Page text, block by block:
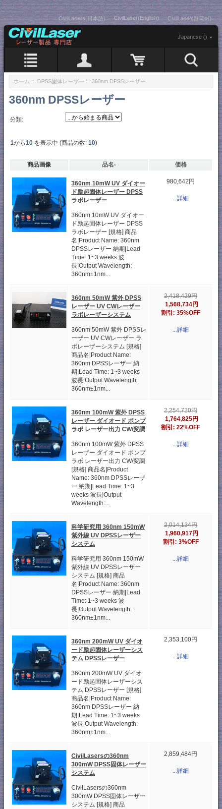
CivilLasers(日本語) CivilLaser(English) CivilLaser(한국어)
Japanese ()
ホーム :: DPSS固体レーザー :: 360nm DPSSレーザー
360nm DPSSレーザー
分類:
1から10 を表示中 (商品の数: 10)
商品画像 品名- 価格
360nm 10mW UV ダイオー
ド励起固体レーザー DPSS
ラボレーザー
360nm 10mW UV ダイオー
ド励起固体レーザー DPSS
ラボレーザー [規格] 商品
名|Product Name: 360nm
DPSSレーザー 納期|Lead
Time: 1~3 weeks 波
長|Output Wavelength:
360nm±1nm...
980,642円
...詳細
360nm 50mW 紫外 DPSS
レーザー UV CWレーザー
ラボレーザーシステム
360nm 50mW 紫外 DPSSレ
ーザー UV CWレーザー ラ
ボレーザーシステム [規格]
商品名|Product Name:
360nm DPSSレーザー 納
期|Lead Time: 1~3 weeks
波長|Output Wavelength:
360nm±1nm...
2,418,429円
1,568,734円
割引: 35%OFF
...詳細
360nm 100mW 紫外 DPSS
レーザー ダイオード ポンプ
ラボ レーザー出力 CW/変調
360nm 100mW 紫外 DPSS
レーザー ダイオード ポンプ
ラボ レーザー出力 CW/変調
[規格] 商品名|Product
Name: 360nm DPSSレーザ
ー 納期|Lead Time: 1~3
weeks 波長|Output
Wavelength:...
2,254,720円
1,764,825円
割引: 22%OFF
...詳細
科学研究用 360nm 150mW
紫外線 UV DPSSレーザー
システム
科学研究用 360nm 150mW
紫外線 UV DPSSレーザー
システム [規格] 商品
名|Product Name: 360nm
DPSSレーザー 納期|Lead
Time: 1~3 weeks 波
長|Output Wavelength:
360nm±1nm...
2,014,124円
1,960,917円
割引: 3%OFF
...詳細
360nm 200mW UV ダイオ
ード励起固体レーザーシス
テム DPSSレーザー
360nm 200mW UV ダイオ
ード励起固体レーザーシス
テム DPSSレーザー [規格]
商品名|Product Name:
360nm DPSSレーザー 納
期|Lead Time: 1~3 weeks
波長|Output Wavelength:
360nm±1nm...
2,353,100円
...詳細
CivilLasersの360nm
300mW DPSS固体レーザー
システム
CivilLasersの360nm
300mW DPSS固体レーザー
システム [規格] 商品
2,859,484円
...詳細